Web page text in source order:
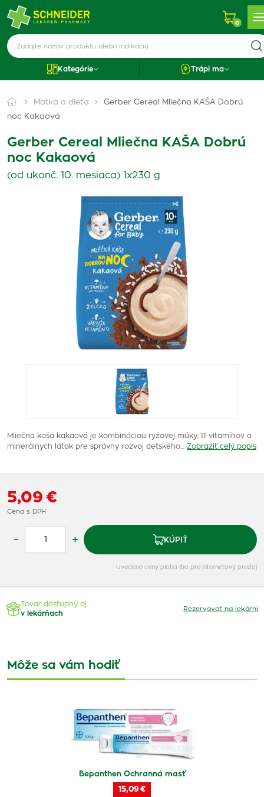
0
Kategórie Trápi ma
Matka a dieťa
Gerber Cereal Mliečna KAŠA Dobrú
noc Kakaová
Gerber Cereal Mliečna KAŠA Dobrú
noc Kakaová
(od ukonč. 10. mesiaca) 1x230 g
Mliečna kaša kakaová je kombináciou ryžovej múky, 11 vitamínov a
minerálnych látok pre správny rozvoj detského…
Zobraziť celý popis
5,09 €
Cena s DPH
– + KÚPIŤ
Uvedené ceny platia iba pre internetový predaj
Tovar dostupný aj
v lekárňach
Rezervovať na lekárni
Môže sa vám hodiť
Bepanthen Ochranná masť
15,09 €